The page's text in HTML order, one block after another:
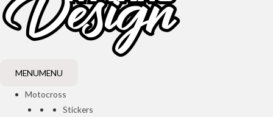
MENUMENU
Motocross
Stickers